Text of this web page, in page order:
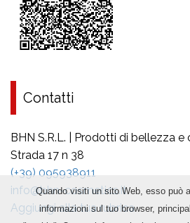
Contatti
BHN S.R.L. | Prodotti di bellezza e
Strada 17 n 38
(+39) 095938911
info@bhn-cosmetics.it
Aggiungi alla tua rubrica
Quando visiti un sito Web, esso può
informazioni sul tuo browser,